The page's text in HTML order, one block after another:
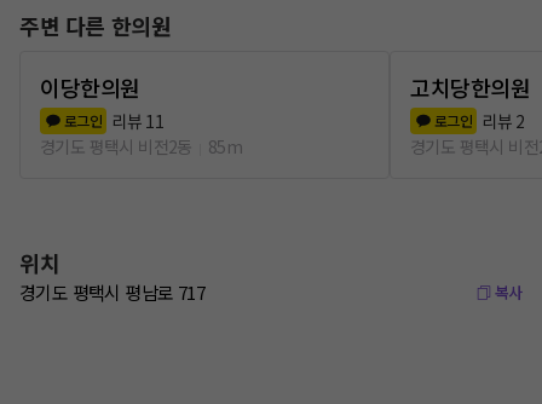
주변 다른 한의원
이당한의원
로그인 리뷰 11
경기도 평택시 비전2동
85m
고치당한의원
로그인 리뷰 2
경기도 평택시 비
위치
경기도 평택시 평남로 717 복사